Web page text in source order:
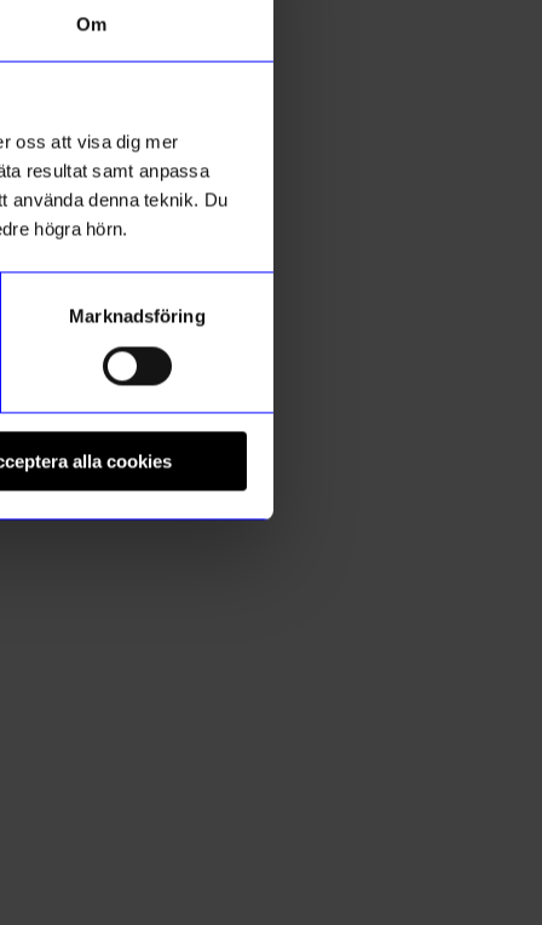
Om
oss att visa dig mer
resultat samt anpassa
använda denna teknik. Du
högra hörn.
Marknadsföring
alla cookiesVäggavel 50x30 2-p vit